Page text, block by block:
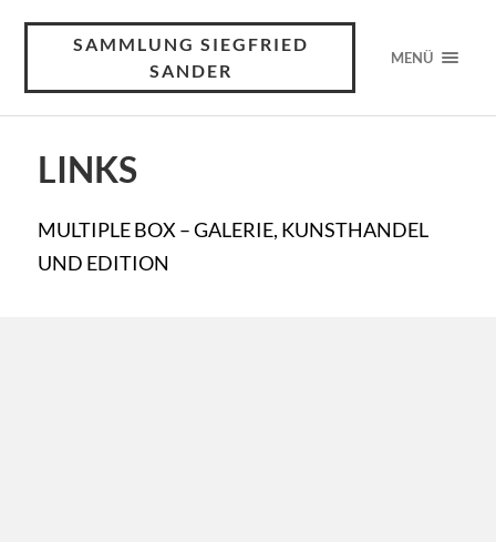
SAMMLUNG SIEGFRIED
SANDER
MENÜ
LINKS
MULTIPLE BOX – GALERIE, KUNSTHANDEL
UND EDITION